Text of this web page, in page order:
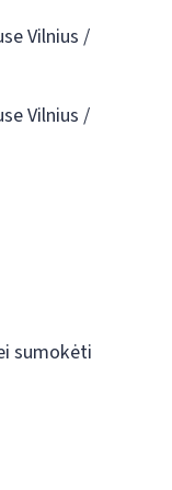
Vilnius /
Vilnius /
sumokėti